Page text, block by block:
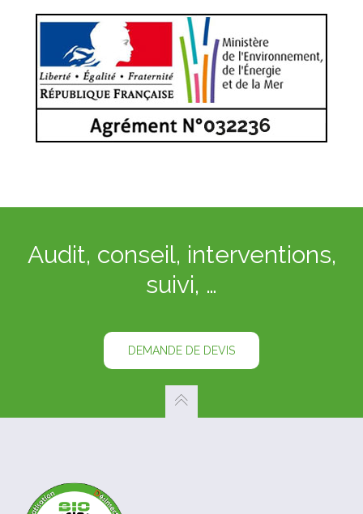
Audit, conseil, interventions,
suivi, …
DEMANDE DE DEVIS